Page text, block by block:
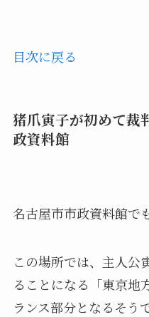
目次に戻る
猪爪寅子が初めて裁
政資料館
名古屋市市政資料館で
この場所では、主人公
ることになる「東京地
ランス部分となるそうで